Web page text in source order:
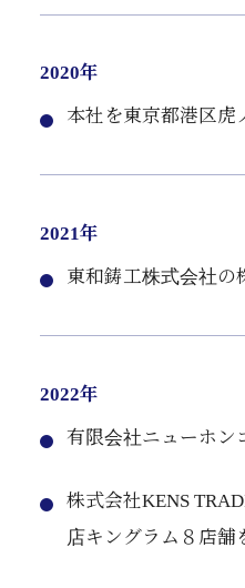
2020年
本社を東京都港区虎
2021年
東和鋳工株式会社の
2022年
有限会社ニューホン
株式会社KENS
店キングラム８店舗